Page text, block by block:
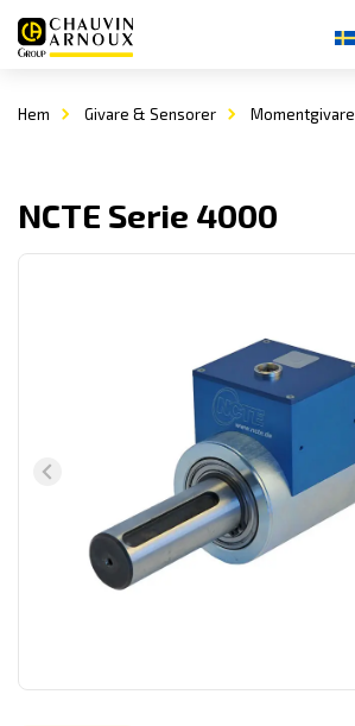
Hem Givare & Sensorer Momentgivare
NCTE Serie 4000